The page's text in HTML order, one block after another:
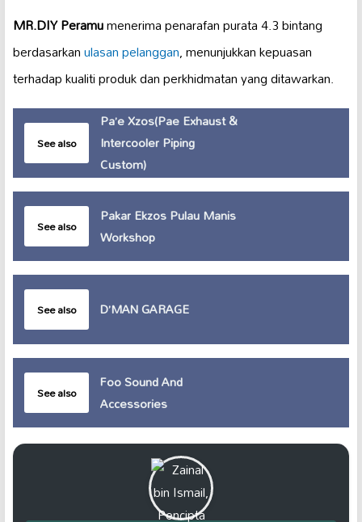
MR.DIY Peramumenerima penarafan purata 4.3 bintang
berdasarkanulasan pelanggan, menunjukkan kepuasan
terhadap kualiti produk dan perkhidmatan yang ditawarkan.
See also
Pa’e Xzos(Pae Exhaust &
Intercooler Piping
Custom)
See also
Pakar Ekzos Pulau Manis
Workshop
See also D’MAN GARAGE
See also
Foo Sound And
Accessories